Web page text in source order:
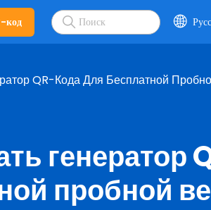
код
QR-Кода Для Бесплатной
генератор
пробной